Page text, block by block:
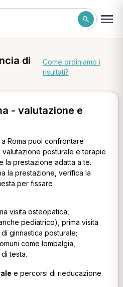
di
Come ordiniamo i
risultati?
- valutazione e
Roma puoi confrontare
posturale e terapie
la prestazione adatta a te.
la prestazione, verifica la
per fissare
visita osteopatica,
pediatrico), prima visita
ginnastica posturale;
come lombalgia,
testa.
e percorsi di rieducazione